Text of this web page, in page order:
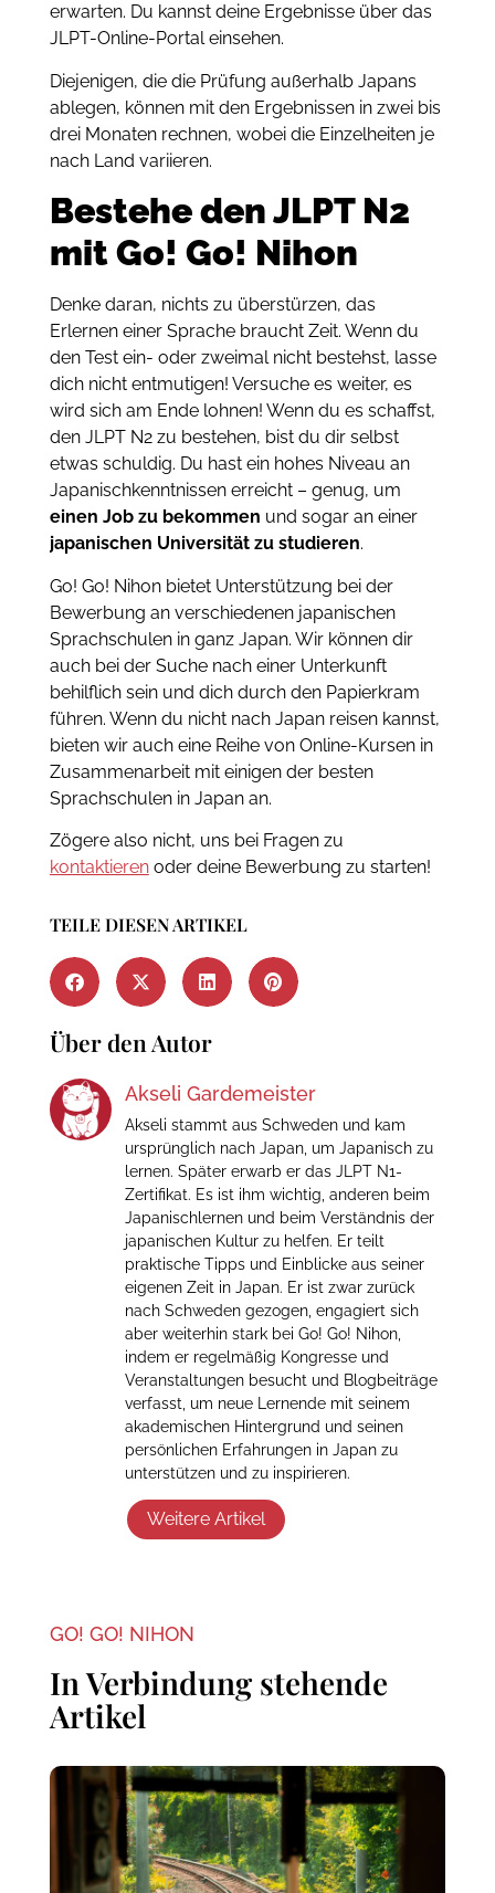
erwarten. Du kannst deine Ergebnisse über das
JLPT-Online-Portal einsehen.
Diejenigen, die die Prüfung außerhalb Japans
ablegen, können mit den Ergebnissen in zwei bis
drei Monaten rechnen, wobei die Einzelheiten je
nach Land variieren.
Bestehe den JLPT N2
mit Go! Go! Nihon
Denke daran, nichts zu überstürzen, das
Erlernen einer Sprache braucht Zeit. Wenn du
den Test ein- oder zweimal nicht bestehst, lasse
dich nicht entmutigen! Versuche es weiter, es
wird sich am Ende lohnen! Wenn du es schaffst,
den JLPT N2 zu bestehen, bist du dir selbst
etwas schuldig. Du hast ein hohes Niveau an
Japanischkenntnissen erreicht – genug, um
einen Job zu bekommen und sogar an einer
japanischen Universität zu studieren.
Go! Go! Nihon bietet Unterstützung bei der
Bewerbung an verschiedenen japanischen
Sprachschulen in ganz Japan. Wir können dir
auch bei der Suche nach einer Unterkunft
behilflich sein und dich durch den Papierkram
führen. Wenn du nicht nach Japan reisen kannst,
bieten wir auch eine Reihe von Online-Kursen in
Zusammenarbeit mit einigen der besten
Sprachschulen in Japan an.
Zögere also nicht, uns bei Fragen zu
kontaktierenoder deine Bewerbung zu starten!
TEILE DIESEN ARTIKEL
Über den Autor
Akseli Gardemeister
Akseli stammt aus Schweden und kam
ursprünglich nach Japan, um Japanisch zu
lernen. Später erwarb er das JLPT N1-
Zertifikat. Es ist ihm wichtig, anderen beim
Japanischlernen und beim Verständnis der
japanischen Kultur zu helfen. Er teilt
praktische Tipps und Einblicke aus seiner
eigenen Zeit in Japan. Er ist zwar zurück
nach Schweden gezogen, engagiert sich
aber weiterhin stark bei Go! Go! Nihon,
indem er regelmäßig Kongresse und
Veranstaltungen besucht und Blogbeiträge
verfasst, um neue Lernende mit seinem
akademischen Hintergrund und seinen
persönlichen Erfahrungen in Japan zu
unterstützen und zu inspirieren.
Weitere Artikel
GO! GO! NIHON
In Verbindung stehende
Artikel